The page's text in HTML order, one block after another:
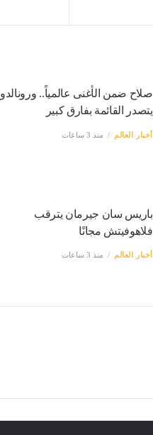
صلاح ضمن الأغنى عالمياً.. ورونالدو
يتصدر القائمة بفارق كبير
أخبار العالم منذ 3 ساعات
باريس سان جيرمان يترقب
فلاهوفيتش مجانًا
أخبار العالم منذ 3 ساعات